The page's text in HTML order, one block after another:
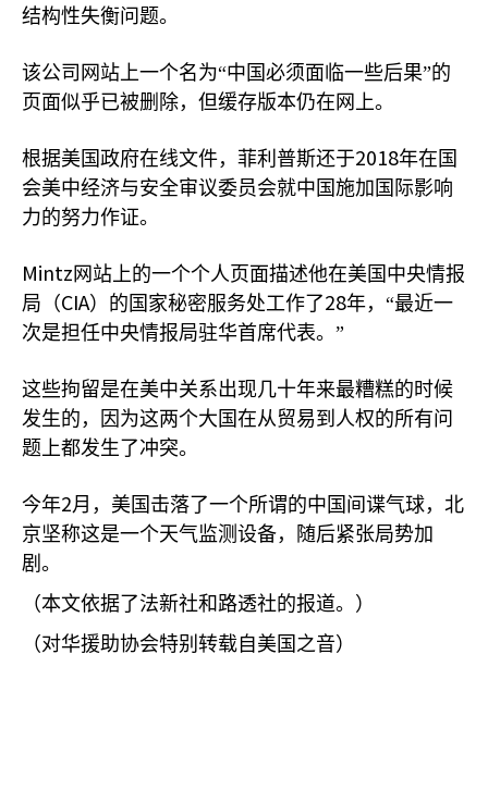
结构性失衡问题。
该公司网站上一个名为“中国必须面临一些后果”的
页面似乎已被删除，但缓存版本仍在网上。
根据美国政府在线文件，菲利普斯还于2018年在国
会美中经济与安全审议委员会就中国施加国际影响
力的努力作证。
Mintz 网站上的一个个人页面描述他在美国中央情报
局（CIA）的国家秘密服务处工作了28年，“最近一
次是担任中央情报局驻华首席代表。”
这些拘留是在美中关系出现几十年来最糟糕的时候
发生的，因为这两个大国在从贸易到人权的所有问
题上都发生了冲突。
今年2月，美国击落了一个所谓的中国间谍气球，北
京坚称这是一个天气监测设备，随后紧张局势加
剧。
（本文依据了法新社和路透社的报道。）
（对华援助协会特别转载自美国之音）